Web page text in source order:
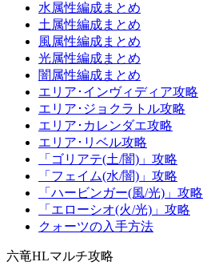
水属性編成まとめ
土属性編成まとめ
風属性編成まとめ
光属性編成まとめ
闇属性編成まとめ
エリア･インヴィディア攻略
エリア･ジョクラトル攻略
エリア･カレンダエ攻略
エリア･リベル攻略
「ゴリアテ(土/闇)」攻略
「フェイム(水/闇)」攻略
「ハービンガー(風/光)」攻略
「エローシオ(火/光)」攻略
クォーツの入手方法
六竜HLマルチ攻略